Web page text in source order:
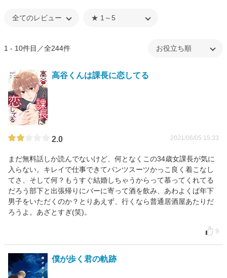
1 - 10件目／全244件
高谷くんは課長に恋してる
2.0 2021/06/05 15:33
まだ無料話しか読んでないけど、何となくこの34歳女課長が気に
入らない。キレイで仕事できてパンツスーツかっこ良く着こなし
てさ、そして何？もうすぐ結婚しちゃうからって慕ってくれてる
だろう部下と出張帰りにバーに寄って酒を飲み、あわよくば年下
男子をいただくのか？とりあえず、行くなら普通居酒屋あたりだ
ろうよ。あざとすぎ(笑)。
9
僕が歩く君の軌跡